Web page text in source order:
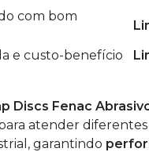
com bom
e custo-benefício
Discs Fenac
atender
garantindo